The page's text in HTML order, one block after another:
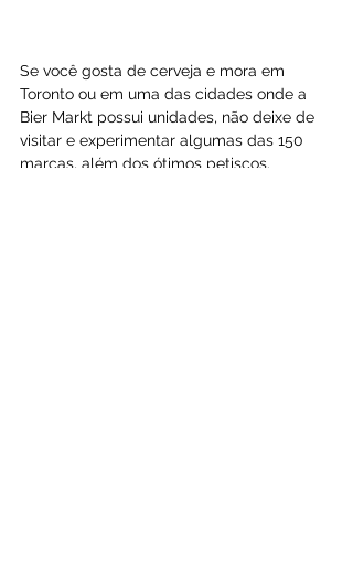
Se você gosta de cerveja e mora em
Toronto ou em uma das cidades onde a
Bier Markt possui unidades, não deixe de
visitar e experimentar algumas das 150
marcas, além dos ótimos petiscos.